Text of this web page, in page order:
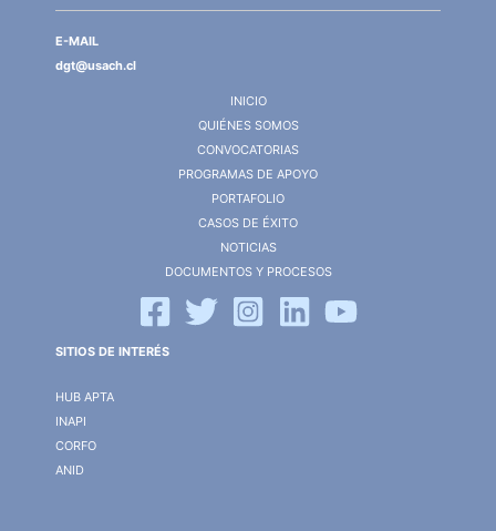
E-MAIL
dgt@usach.cl
INICIO
QUIÉNES SOMOS
CONVOCATORIAS
PROGRAMAS DE APOYO
PORTAFOLIO
CASOS DE ÉXITO
NOTICIAS
DOCUMENTOS Y PROCESOS
SITIOS DE INTERÉS
HUB APTA
INAPI
CORFO
ANID